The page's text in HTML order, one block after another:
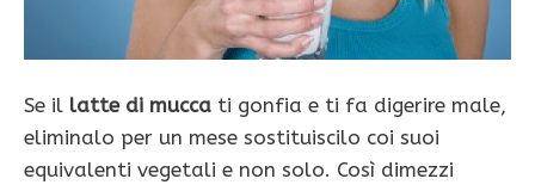
Se il latte di mucca ti gonfia e ti fa digerire male,
eliminalo per un mese sostituiscilo coi suoi
equivalenti vegetali e non solo. Così dimezzi